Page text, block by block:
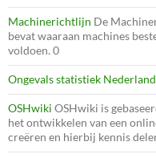
Machinerichtlijn De
bevat waaraan machines
voldoen. 0
Ongevals statistiek Nederland
OSHwiki OSHwiki is
het ontwikkelen van een
creëren en hierbij kennis